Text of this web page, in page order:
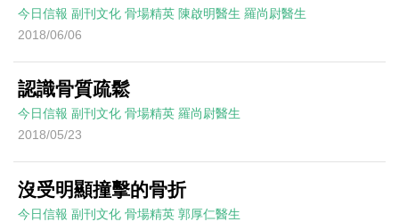
今日信報 副刊文化 骨場精英 陳啟明醫生 羅尚尉醫生
2018/06/06
認識骨質疏鬆
今日信報 副刊文化 骨場精英 羅尚尉醫生
2018/05/23
沒受明顯撞擊的骨折
今日信報 副刊文化 骨場精英 郭厚仁醫生